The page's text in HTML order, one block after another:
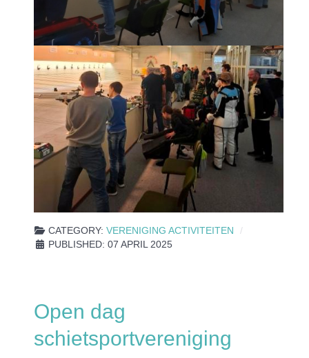
CATEGORY: VERENIGING ACTIVITEITEN
PUBLISHED: 07 APRIL 2025
Open dag
schietsportvereniging